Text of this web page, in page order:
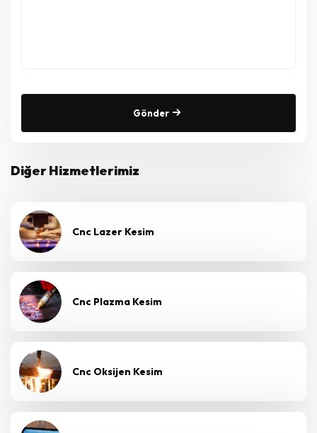
Gönder
Diğer Hizmetlerimiz
Cnc Lazer Kesim
Cnc Plazma Kesim
Cnc Oksijen Kesim